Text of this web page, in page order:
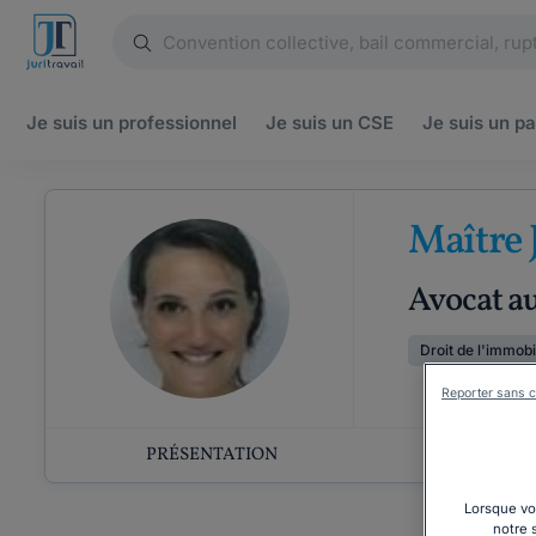
Je suis un professionnel Je suis un CSE Je suis un
Maître
Avocat
Droit de
PRÉSENTATION
Lorsque
notre
Reporter sans